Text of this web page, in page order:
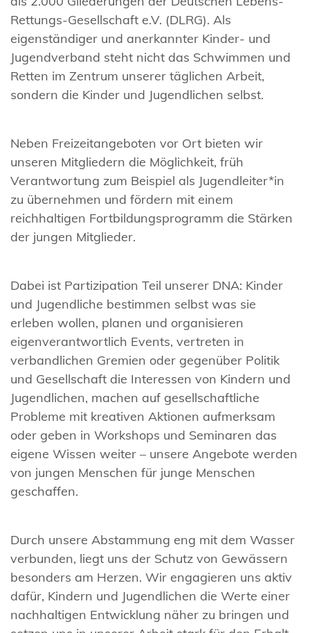
Rettungs-Gesellschaft e.V. (DLRG). Als
eigenständiger und anerkannter Kinder- und
Jugendverband steht nicht das Schwimmen und
Retten im Zentrum unserer täglichen Arbeit,
sondern die Kinder und Jugendlichen selbst.
Neben Freizeitangeboten vor Ort bieten wir
unseren Mitgliedern die Möglichkeit, früh
Verantwortung zum Beispiel als Jugendleiter*in
zu übernehmen und fördern mit einem
reichhaltigen Fortbildungsprogramm die Stärken
der jungen Mitglieder.
Dabei ist Partizipation Teil unserer DNA: Kinder
und Jugendliche bestimmen selbst was sie
erleben wollen, planen und organisieren
eigenverantwortlich Events, vertreten in
verbandlichen Gremien oder gegenüber Politik
und Gesellschaft die Interessen von Kindern und
Jugendlichen, machen auf gesellschaftliche
Probleme mit kreativen Aktionen aufmerksam
oder geben in Workshops und Seminaren das
eigene Wissen weiter – unsere Angebote werden
von jungen Menschen für junge Menschen
geschaffen.
Durch unsere Abstammung eng mit dem Wasser
verbunden, liegt uns der Schutz von Gewässern
besonders am Herzen. Wir engagieren uns aktiv
dafür, Kindern und Jugendlichen die Werte einer
nachhaltigen Entwicklung näher zu bringen und